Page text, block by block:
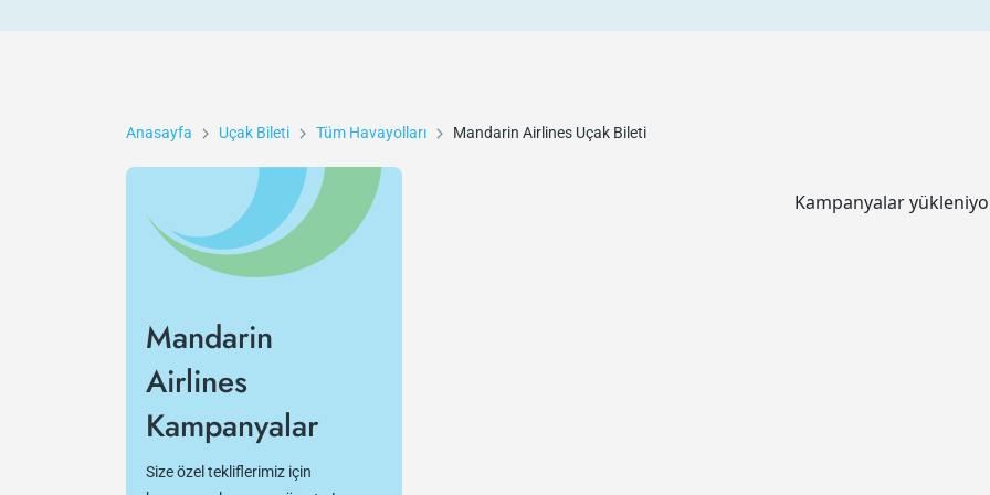
Anasayfa Uçak Bileti Tüm Havayolları Mandarin Airlines Uçak Bileti
Mandarin
Airlines
Kampanyalar
Size özel tekliflerimiz için
Kampanyalar